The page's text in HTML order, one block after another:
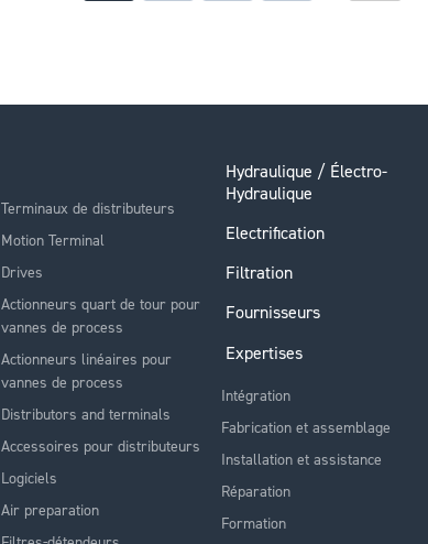
Terminaux de distributeurs
Motion Terminal
Drives
Actionneurs quart de tour pour
vannes de process
Actionneurs linéaires pour
vannes de process
Distributors and terminals
Accessoires pour distributeurs
Logiciels
Air preparation
Hydraulique / Électro-
Hydraulique
Electrification
Filtration
Fournisseurs
Expertises
Intégration
Fabrication et assemblage
Installation et assistance
Réparation
Formation